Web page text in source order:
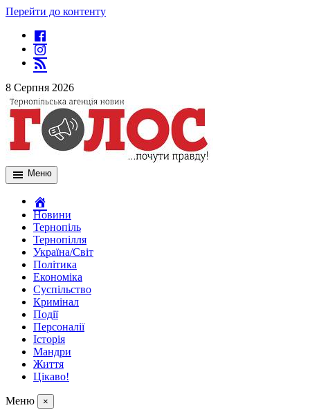
Перейти до контенту
8 Серпня 2026
Меню
Новини
Тернопіль
Тернопілля
Україна/Світ
Політика
Економіка
Суспільство
Кримінал
Події
Персоналії
Історія
Мандри
Життя
Цікаво!
Меню ×